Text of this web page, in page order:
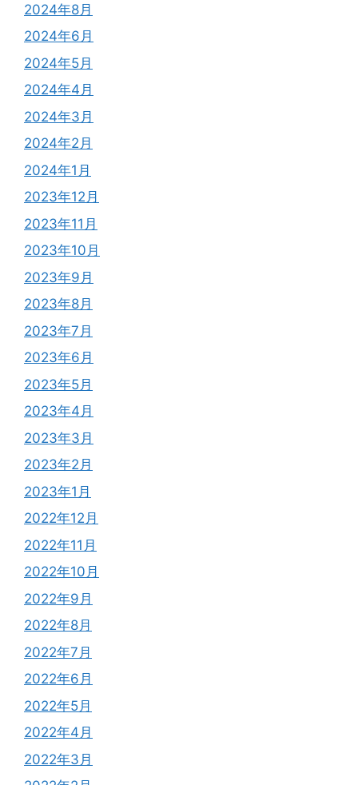
2024年8月
2024年6月
2024年5月
2024年4月
2024年3月
2024年2月
2024年1月
2023年12月
2023年11月
2023年10月
2023年9月
2023年8月
2023年7月
2023年6月
2023年5月
2023年4月
2023年3月
2023年2月
2023年1月
2022年12月
2022年11月
2022年10月
2022年9月
2022年8月
2022年7月
2022年6月
2022年5月
2022年4月
2022年3月